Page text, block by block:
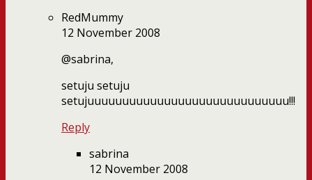
RedMummy
12 November 2008
@sabrina,
setuju setuju
setujuuuuuuuuuuuuuuuuuuuuuuuuuuuuu!!!
Reply
sabrina
12 November 2008